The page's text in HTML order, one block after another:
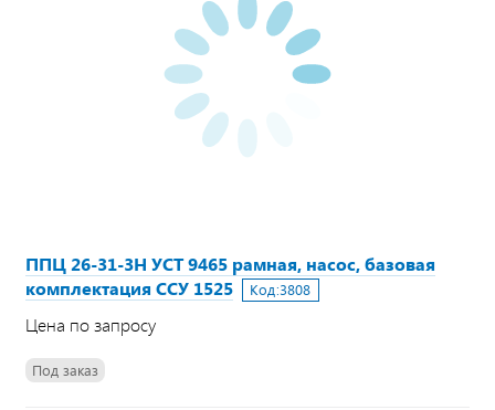
ППЦ 26-31-3Н УСТ 9465 рамная, насос, базовая
комплектация ССУ 1525
Код:3808
Цена по запросу
Под заказ